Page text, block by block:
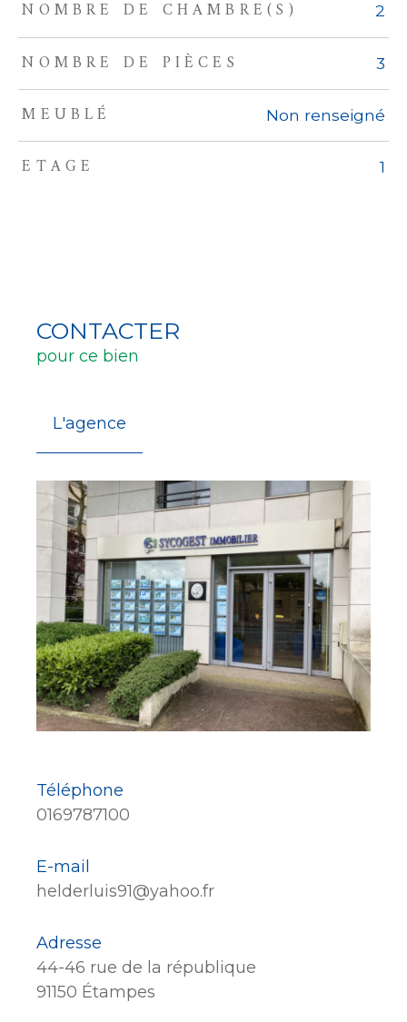
NOMBRE DE CHAMBRE(S) 2
NOMBRE DE PIÈCES 3
MEUBLÉ Non renseigné
ETAGE 1
CONTACTER
pour ce bien
L'agence
Téléphone
0169787100
E-mail
helderluis91@yahoo.fr
Adresse
44-46 rue de la république
91150 Étampes